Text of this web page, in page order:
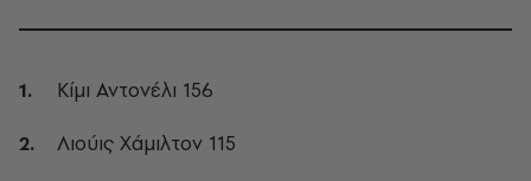
Κίμι Αντονέλι 156
Λιούις Χάμιλτον 115